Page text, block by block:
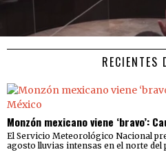
RECIENTES
Monzón mexicano viene ‘bravo’:
El Servicio Meteorológico Nacional
agosto lluvias intensas en el norte del